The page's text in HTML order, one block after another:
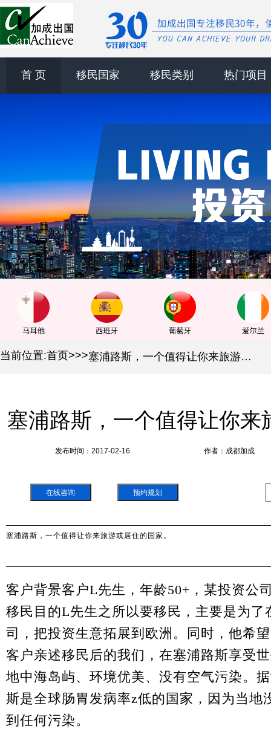
首 页 移民国家 移民类别 热门项目
当前位置:首页>>> 塞浦路斯，一个值得让你来旅游或居住的国家。
塞浦路斯，一个值得让你来
发布时间：2017-02-16 作者：成都加成
在线咨询 预约规划
塞浦路斯，一个值得让你来旅游或居住的国家。
客户背景客户L先生，年龄50+ ，某投资公
移民目的L先生之所以要移民，主要是为
司，把投资生意拓展到欧洲。同时，他希
客户亲述移民后的我们，在塞浦路斯享受
地中海岛屿、环境优美、没有空气污染。
斯是全球肠胃发病率z低的国家，因为当地
到任何污染。